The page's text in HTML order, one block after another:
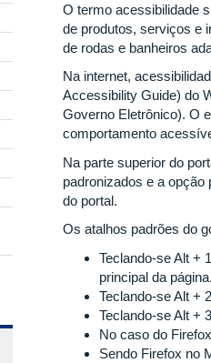
O termo acessibilidade
de produtos, serviços e
de rodas e banheiros
Na internet,
Accessibility Guide) do
Governo Eletrônico). O
comportamento
Na parte superior do
padronizados e a
do portal.
Os atalhos padrões do
Teclando-se Alt +
principal da página.
Teclando-se Alt +
Teclando-se Alt +
No caso do
Sendo Firefox no